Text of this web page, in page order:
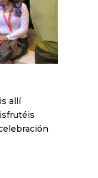
allí